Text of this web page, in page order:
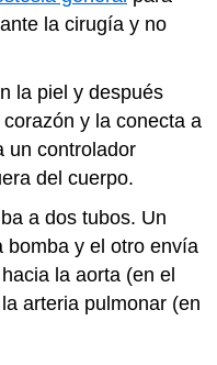
la cirugía y no
la piel y después
y la conecta a
un controlador
del cuerpo.
a dos tubos. Un
bomba y el otro envía
la aorta (en el
arteria pulmonar (en